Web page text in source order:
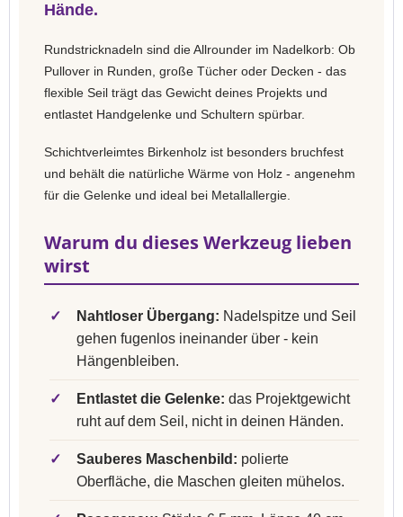
Hände.
Rundstricknadeln sind die Allrounder im Nadelkorb: Ob
Pullover in Runden, große Tücher oder Decken - das
flexible Seil trägt das Gewicht deines Projekts und
entlastet Handgelenke und Schultern spürbar.
Schichtverleimtes Birkenholz ist besonders bruchfest
und behält die natürliche Wärme von Holz - angenehm
für die Gelenke und ideal bei Metallallergie.
Warum du dieses Werkzeug lieben
wirst
✓ Nahtloser Übergang: Nadelspitze und Seil
gehen fugenlos ineinander über - kein
Hängenbleiben.
✓ Entlastet die Gelenke: das Projektgewicht
ruht auf dem Seil, nicht in deinen Händen.
✓ Sauberes Maschenbild: polierte
Oberfläche, die Maschen gleiten mühelos.